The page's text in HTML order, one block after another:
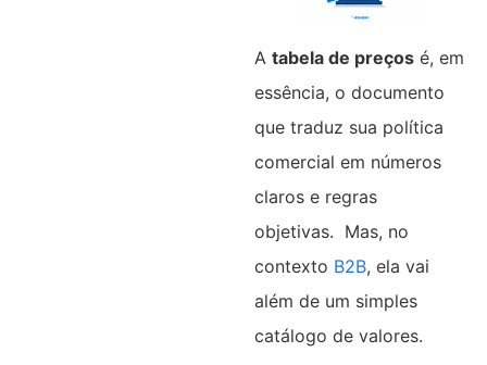
A tabela de preçosé, em
essência, o documento
que traduz sua política
comercial em números
claros e regras
objetivas. Mas, no
contexto B2B, ela vai
além de um simples
catálogo de valores.